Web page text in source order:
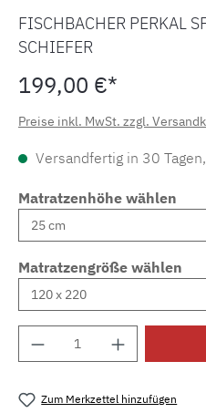
FISCHBACHER PERKAL
SCHIEFER
199,00 €*
Preise inkl. MwSt. zzgl.
Versandfertig in 30
Matratzenhöhe wählen
Matratzengröße wählen
Produkt Anzahl:
Zum Merkzettel hinzufügen